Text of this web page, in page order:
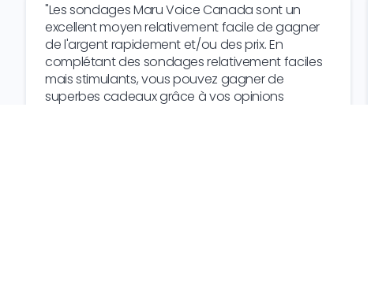
"Les sondages Maru Voice Canada sont un
excellent moyen relativement facile de gagner
de l'argent rapidement et/ou des prix. En
complétant des sondages relativement faciles
mais stimulants, vous pouvez gagner de
superbes cadeaux grâce à vos opinions